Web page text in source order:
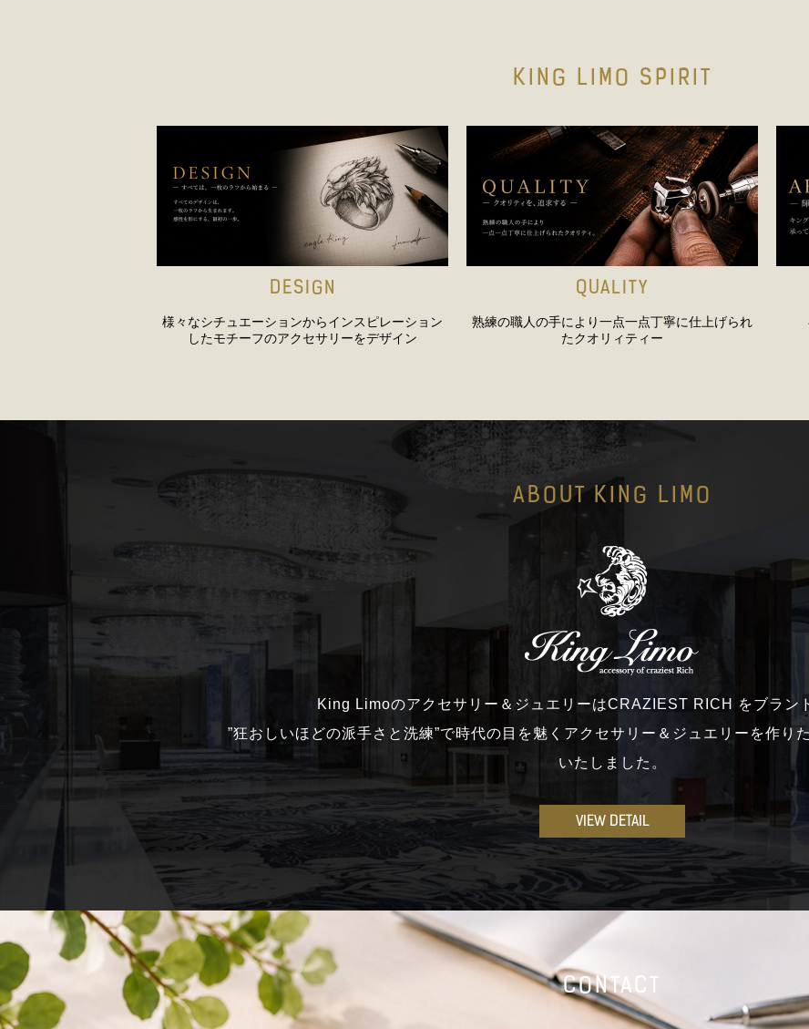
KING LIMO SPIRIT
DESIGN
様々なシチュエーションからインスピレーション
したモチーフのアクセサリーをデザイン
QUALITY
熟練の職人の手により一点一点丁寧に仕上げられ
たクオリィティー
ABOUT KING LIMO
King Limoのアクセサリー＆ジュエリーはCRAZIEST RICH をブラン
”狂おしいほどの派手さと洗練”で時代の目を魅くアクセサリー＆ジュエリーを作り
いたしました。
VIEW DETAIL
CONTACT